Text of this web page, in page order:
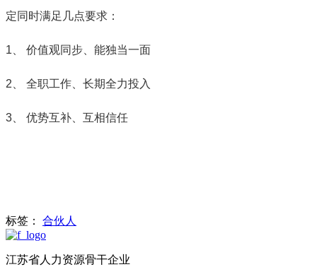
定同时满足几点要求：
1、 价值观同步、能独当一面
2、 全职工作、长期全力投入
3、 优势互补、互相信任
标签： 合伙人
江苏省人力资源骨干企业